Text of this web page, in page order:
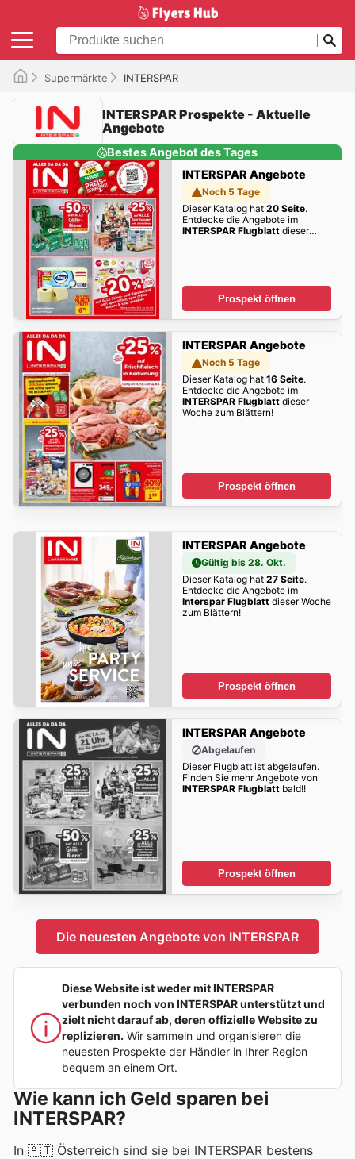
Supermärkte INTERSPAR
INTERSPAR Prospekte - Aktuelle
Angebote
Bestes Angebot des Tages
INTERSPAR Angebote
Noch 5 Tage
Dieser Katalog hat 20 Seite.
Entdecke die Angebote im
INTERSPAR Flugblattdieser
Prospekt öffnen
INTERSPAR Angebote
Noch 5 Tage
Dieser Katalog hat 16 Seite.
Entdecke die Angebote im
INTERSPAR Flugblattdieser
Woche zum Blättern!
Prospekt öffnen
INTERSPAR Angebote
Gültig bis 28. Okt.
Dieser Katalog hat 27 Seite.
Entdecke die Angebote im
Interspar Flugblattdieser Woche
zum Blättern!
Prospekt öffnen
INTERSPAR Angebote
Abgelaufen
Dieser Flugblatt ist abgelaufen.
Finden Sie mehr Angebote von
INTERSPAR Flugblattbald!!
Prospekt öffnen
Die neuesten Angebote von INTERSPAR
Diese Website ist weder mit INTERSPAR
verbunden noch von INTERSPAR unterstützt und
zielt nicht darauf ab, deren offizielle Website zu
replizieren. Wir sammeln und organisieren die
neuesten Prospekte der Händler in Ihrer Region
bequem an einem Ort.
Wie kann ich Geld sparen bei
INTERSPAR?
In 🇦🇹 Österreich sind sie bei INTERSPAR bestens